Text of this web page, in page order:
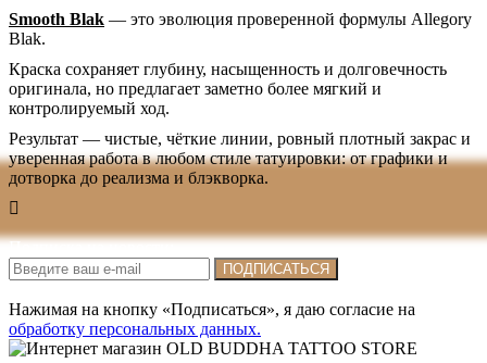
Smooth Blak — это эволюция проверенной формулы Allegory
Blak.
Краска сохраняет глубину, насыщенность и долговечность
оригинала, но предлагает заметно более мягкий и
контролируемый ход.
Результат — чистые, чёткие линии, ровный плотный закрас и
уверенная работа в любом стиле татуировки: от графики и
дотворка до реализма и блэкворка.
Подписка на новости:
ПОДПИСАТЬСЯ
Нажимая на кнопку «Подписаться», я даю cогласие на
обработку персональных данных.